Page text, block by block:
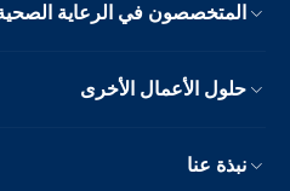
المتخصصون في الرعاية
حلول الأعمال الأخرى
نبذة عنا